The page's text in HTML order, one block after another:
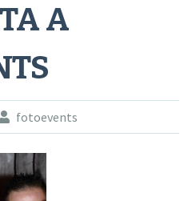
A
fotoevents